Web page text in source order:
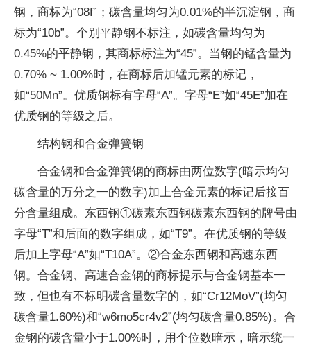
钢，商标为“08f”；碳含量均匀为0.01%的半沉淀钢，商
标为“10b”。个别平静钢不标注，如碳含量均匀为
0.45%的平静钢，其商标标注为“45”。当钢的锰含量为
0.70% ~ 1.00%时，在商标后加锰元素的标记，
如“50Mn”。优质钢标有字母“A”。字母“E”如“45E”加在
优质钢的等级之后。
结构钢和合金弹簧钢
合金钢和合金弹簧钢的商标由两位数字(暗示均匀
碳含量的万分之一的数字)加上合金元素的标记后接百
分含量组成。东西钢①碳素东西钢碳素东西钢的牌号由
字母“T”和后面的数字组成，如“T9”。在优质钢的等级
后加上字母“A”如“T10A”。②合金东西钢和高速东西
钢。合金钢、高速合金钢的商标提示与合金钢基本一
致，但也有不标明碳含量数字的，如“Cr12MoV”(均匀
碳含量1.60%)和“w6mo5cr4v2”(均匀碳含量0.85%)。合
金钢的碳含量小于1.00%时，用个位数暗示，暗示统一